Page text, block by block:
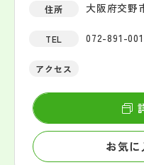
住所 大阪府交野
TEL 072-891-
アクセス
お気に